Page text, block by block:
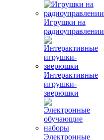
Игрушки на
радиоуправлении
Интерактивные
игрушки-
зверюшки
Электронные